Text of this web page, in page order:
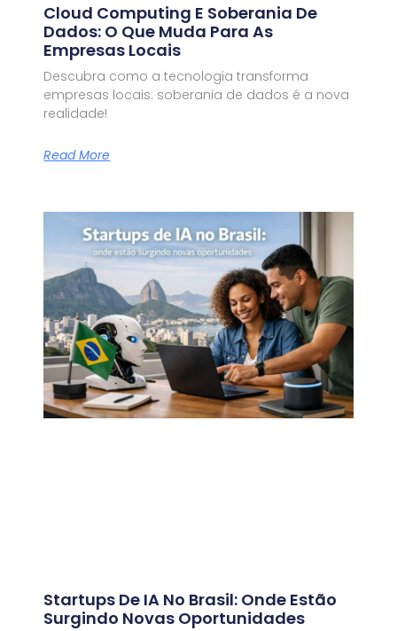
Cloud Computing E Soberania De
Dados: O Que Muda Para As
Empresas Locais
Descubra como a tecnologia transforma
empresas locais: soberania de dados é a nova
realidade!
Read More
Startups De IA No Brasil: Onde Estão
Surgindo Novas Oportunidades